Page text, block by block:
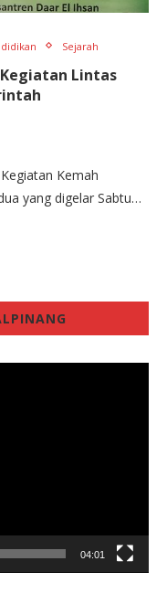
Sejarah
Lintas
Kemah
yang digelar Sabtu…
04:01